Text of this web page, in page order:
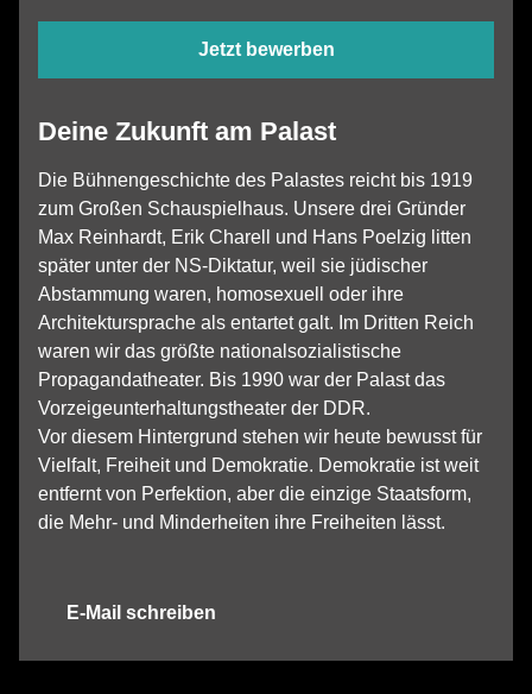
Jetzt bewerben
Deine Zukunft am Palast
Die Bühnengeschichte des Palastes reicht bis 1919
zum Großen Schauspielhaus. Unsere drei Gründer
Max Reinhardt, Erik Charell und Hans Poelzig litten
später unter der NS-Diktatur, weil sie jüdischer
Abstammung waren, homosexuell oder ihre
Architektursprache als entartet galt. Im Dritten Reich
waren wir das größte nationalsozialistische
Propagandatheater. Bis 1990 war der Palast das
Vorzeigeunterhaltungstheater der DDR.
Vor diesem Hintergrund stehen wir heute bewusst für
Vielfalt, Freiheit und Demokratie. Demokratie ist weit
entfernt von Perfektion, aber die einzige Staatsform,
die Mehr- und Minderheiten ihre Freiheiten lässt.
E-Mail schreiben